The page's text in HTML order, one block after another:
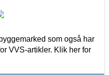
som også har
VVS-artikler. Klik her for